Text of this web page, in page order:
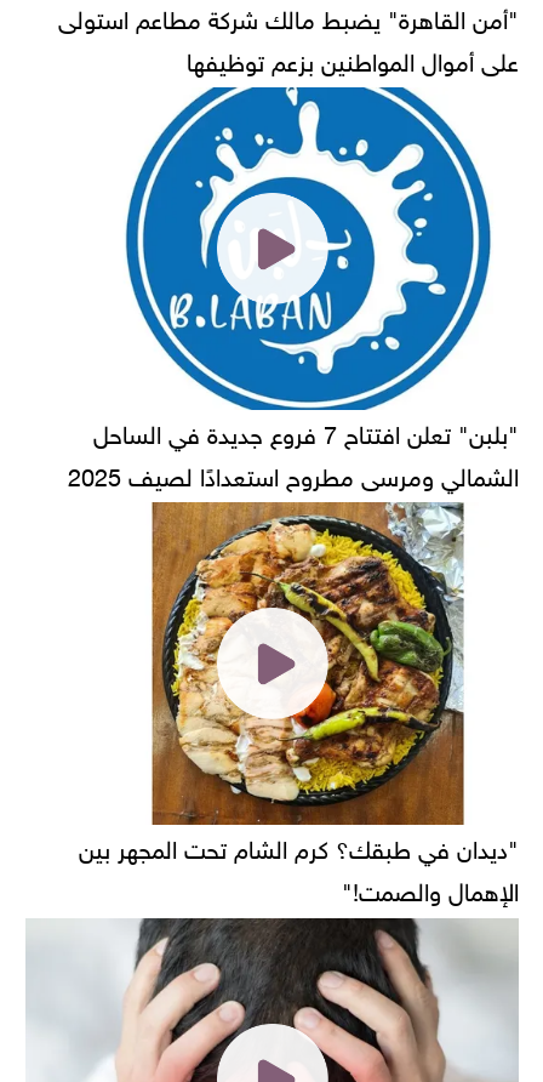
"أمن القاهرة" يضبط مالك شركة مطاعم استولى
على أموال المواطنين بزعم توظيفها
"بلبن" تعلن افتتاح 7 فروع جديدة في الساحل
الشمالي ومرسى مطروح استعدادًا لصيف 2025
"ديدان في طبقك؟ كرم الشام تحت المجهر بين
الإهمال والصمت!"